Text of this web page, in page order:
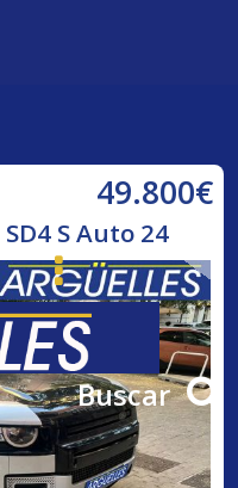
Buscar
49.800€
S Auto 24